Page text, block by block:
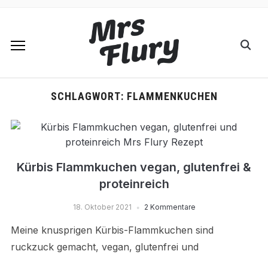
SCHLAGWORT: FLAMMENKUCHEN
Kürbis Flammkuchen vegan, glutenfrei &
proteinreich
18. Oktober 2021 2 Kommentare
Meine knusprigen Kürbis-Flammkuchen sind
ruckzuck gemacht, vegan, glutenfrei und